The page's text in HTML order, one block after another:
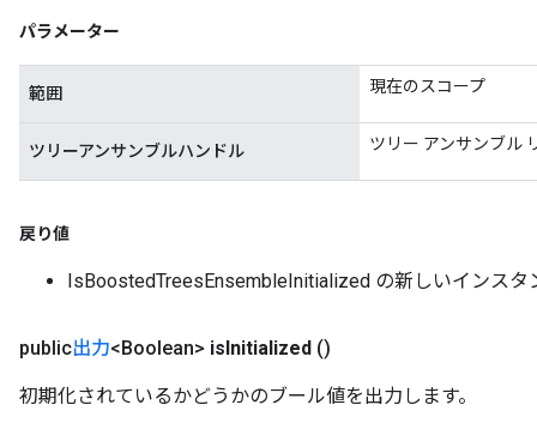
パラメーター
範囲 現在のスコープ
ツリーアンサンブルハンドル ツリー アンサンブル
戻り値
IsBoostedTreesEnsembleInitialized の新しいインスタ
public出力<Boolean> isInitialized ()
初期化されているかどうかのブール値を出力します。